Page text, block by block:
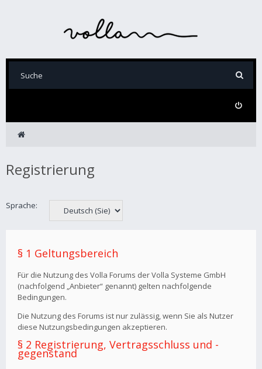
Registrierung
Sprache:
§ 1 Geltungsbereich
Für die Nutzung des Volla Forums der Volla Systeme GmbH
(nachfolgend „Anbieter“ genannt) gelten nachfolgende
Bedingungen.
Die Nutzung des Forums ist nur zulässig, wenn Sie als Nutzer
diese Nutzungsbedingungen akzeptieren.
§ 2 Registrierung, Vertragsschluss und -
gegenstand